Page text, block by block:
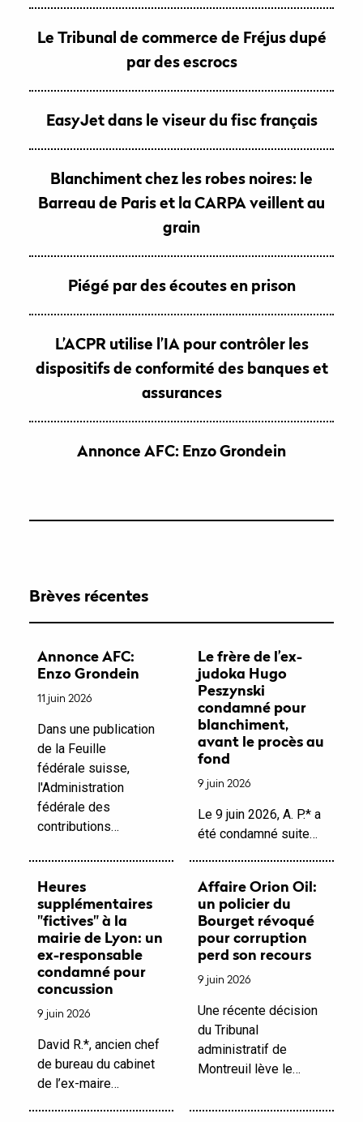
Le Tribunal de commerce de Fréjus dupé
par des escrocs
EasyJet dans le viseur du fisc français
Blanchiment chez les robes noires: le
Barreau de Paris et la CARPA veillent au
grain
Piégé par des écoutes en prison
L’ACPR utilise l’IA pour contrôler les
dispositifs de conformité des banques et
assurances
Annonce AFC: Enzo Grondein
Brèves récentes
Annonce AFC:
Enzo Grondein
11 juin 2026
Dans une publication
de la Feuille
fédérale suisse,
l'Administration
fédérale des
contributions…
Le frère de l’ex-
judoka Hugo
Peszynski
condamné pour
blanchiment,
avant le procès au
fond
9 juin 2026
Le 9 juin 2026, A. P.* a
été condamné suite…
Heures
supplémentaires
"fictives" à la
mairie de Lyon: un
ex-responsable
condamné pour
concussion
9 juin 2026
David R.*, ancien chef
de bureau du cabinet
de l’ex-maire…
Affaire Orion Oil:
un policier du
Bourget révoqué
pour corruption
perd son recours
9 juin 2026
Une récente décision
du Tribunal
administratif de
Montreuil lève le…